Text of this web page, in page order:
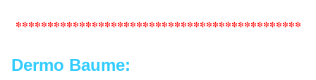
*********************************************
Dermo Baume: